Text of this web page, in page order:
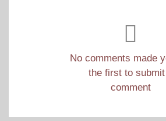
No comments made
the first to
comment